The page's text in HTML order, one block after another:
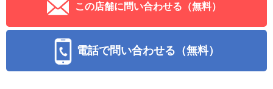
この店舗に問い合わせる（無料）
電話で問い合わせる（無料）